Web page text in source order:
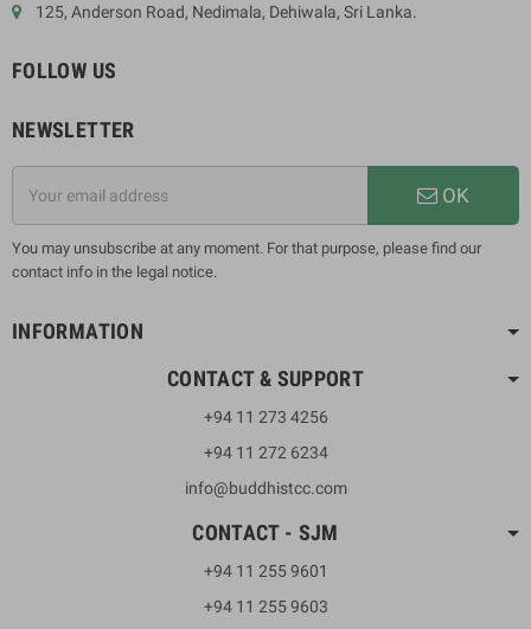
125, Anderson Road, Nedimala, Dehiwala, Sri Lanka.
FOLLOW US
NEWSLETTER
OK
You may unsubscribe at any moment. For that purpose, please find our
contact info in the legal notice.
INFORMATION
CONTACT & SUPPORT
+94 11 273 4256
+94 11 272 6234
info@buddhistcc.com
CONTACT - SJM
+94 11 255 9601
+94 11 255 9603